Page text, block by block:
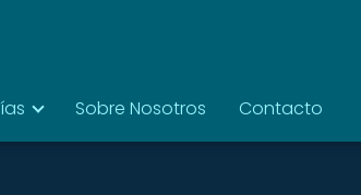
Sobre Nosotros Contacto